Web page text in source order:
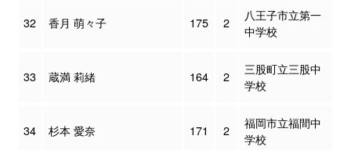
32 香月 萌々子 175 2
八王子市立第一
中学校
33 蔵満 莉緒 164 2
三股町立三股中
学校
34 杉本 愛奈 171 2
福岡市立福間中
学校